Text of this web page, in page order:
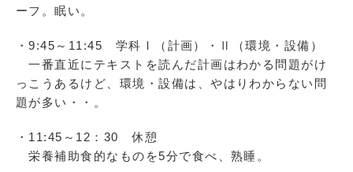
ーフ。眠い。
・9:45～11:45 学科Ⅰ（計画）・Ⅱ（環境・設備）
一番直近にテキストを読んだ計画はわかる問題がけ
っこうあるけど、環境・設備は、やはりわからない問
題が多い・・。
・11:45～12：30 休憩
栄養補助食的なものを5分で食べ、熟睡。